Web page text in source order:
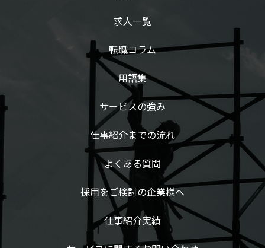
求人一覧
転職コラム
用語集
サービスの強み
仕事紹介までの流れ
よくある質問
採用をご検討の企業様へ
仕事紹介実績